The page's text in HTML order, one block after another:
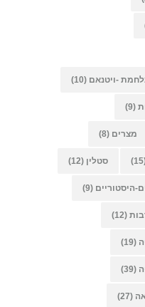
-ויטנאם (10)
(9)
מצרים (8)
סטלין (12)
היסטוריים (9)
(12)
(19)
(39)
(27)